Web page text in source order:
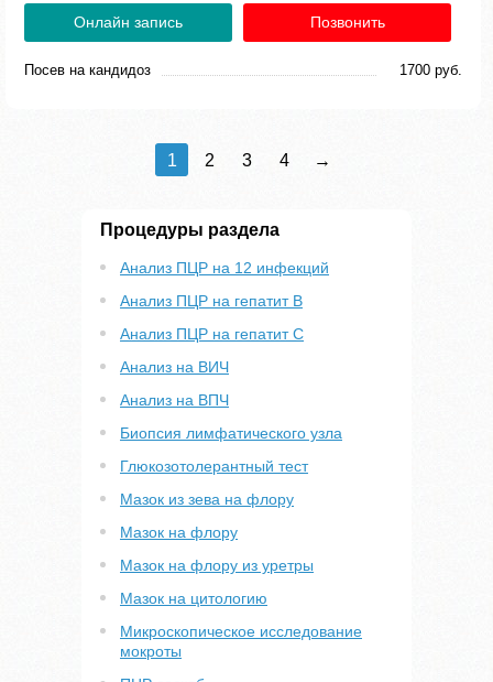
Онлайн запись Позвонить
Посев на кандидоз 1700 руб.
1 2 3 4 →
Процедуры раздела
Анализ ПЦР на 12 инфекций
Анализ ПЦР на гепатит B
Анализ ПЦР на гепатит С
Анализ на ВИЧ
Анализ на ВПЧ
Биопсия лимфатического узла
Глюкозотолерантный тест
Мазок из зева на флору
Мазок на флору
Мазок на флору из уретры
Мазок на цитологию
Микроскопическое исследование
мокроты